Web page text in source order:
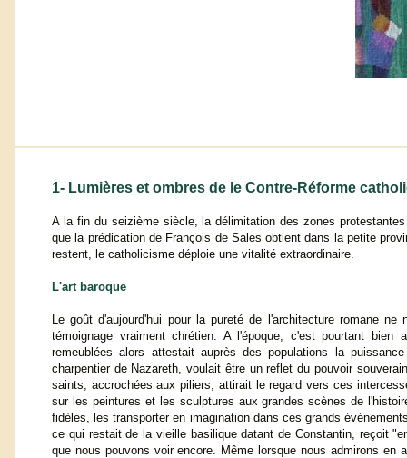
1- Lumières et ombres de le Contre-Réforme
A la fin du seizième siècle, la délimitation des zones
que la prédication de François de Sales obtient dans la petite
restent, le catholicisme déploie une vitalité extraordinaire.
L'art baroque
Le goût d'aujourd'hui pour la pureté de l'architecture romane
témoignage vraiment chrétien. A l'époque, c'est pourtant
remeublées alors attestait auprès des populations la
charpentier de Nazareth, voulait être un reflet du pouvoir
saints, accrochées aux piliers, attirait le regard vers ces
sur les peintures et les sculptures aux grandes scènes de
fidèles, les transporter en imagination dans ces grands
ce qui restait de la vieille basilique datant de Constantin, reçoit
que nous pouvons voir encore. Même lorsque nous admirons